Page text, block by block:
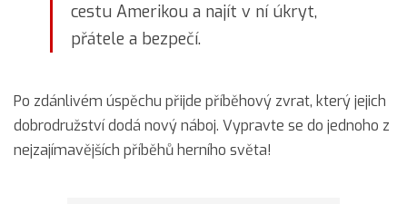
cestu Amerikou a najít v ní úkryt,
přátele a bezpečí.
Po zdánlivém úspěchu přijde příběhový zvrat, který jejich
dobrodružství dodá nový náboj. Vypravte se do jednoho z
nejzajímavějších příběhů herního světa!